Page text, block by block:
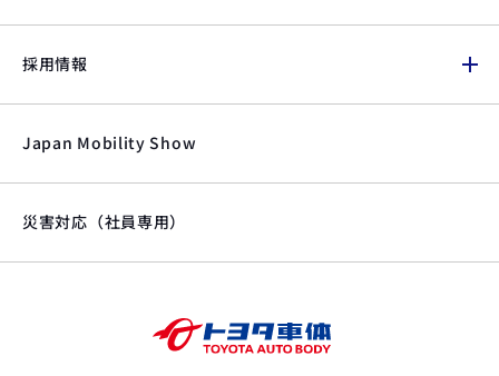
採用情報
Japan Mobility Show
災害対応（社員専用）